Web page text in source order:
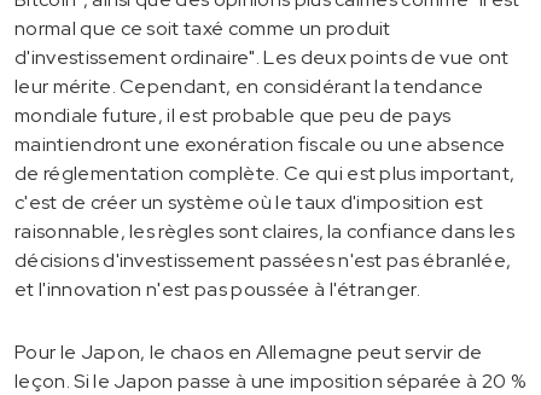
normal que ce soit taxé comme un produit
d'investissement ordinaire". Les deux points de vue ont
leur mérite. Cependant, en considérant la tendance
mondiale future, il est probable que peu de pays
maintiendront une exonération fiscale ou une absence
de réglementation complète. Ce qui est plus important,
c'est de créer un système où le taux d'imposition est
raisonnable, les règles sont claires, la confiance dans les
décisions d'investissement passées n'est pas ébranlée,
et l'innovation n'est pas poussée à l'étranger.
Pour le Japon, le chaos en Allemagne peut servir de
leçon. Si le Japon passe à une imposition séparée à 20 %